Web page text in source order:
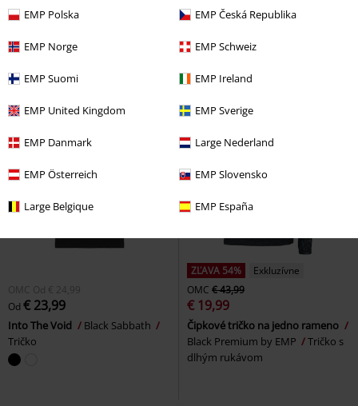
EMP Polska EMP Česká Republika
EMP Norge EMP Schweiz
EMP Suomi EMP Ireland
EMP United Kingdom EMP Sverige
EMP Danmark Large Nederland
EMP Österreich EMP Slovensko
Large Belgique EMP España
EMP Signature Collection
England Motörhead
OMC Od € 24,99
Od € 23,99
Into The Void
Black Sabbath
Tričko
ZĽAVA 54%
Exkluzívne
OMC € 43,99
€ 19,99
Čipkové tričko na jedno rameno
Black Premium by EMP
Tričko s
dlhým rukávom